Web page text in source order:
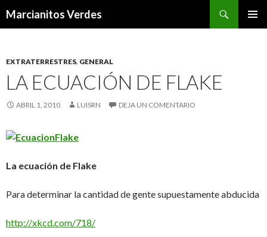
Marcianitos Verdes
EXTRATERRESTRES, GENERAL
LA ECUACIÓN DE FLAKE
ABRIL 1, 2010 LUISRN DEJA UN COMENTARIO
La ecuación de Flake
Para determinar la cantidad de gente supuestamente abducida
http://xkcd.com/718/